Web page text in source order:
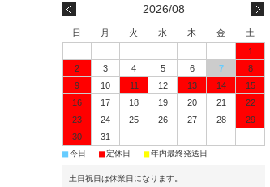
2026/08
日 月 火 水 木 金
土
1
2
3 4 5 6 7
8
9
10 11 12 13 14
15
16
17 18 19 20 21
22
23
24 25 26 27 28
29
30
31
■今日 ■定休日 ■年内最終発送日
土日祝日は休業日になります。